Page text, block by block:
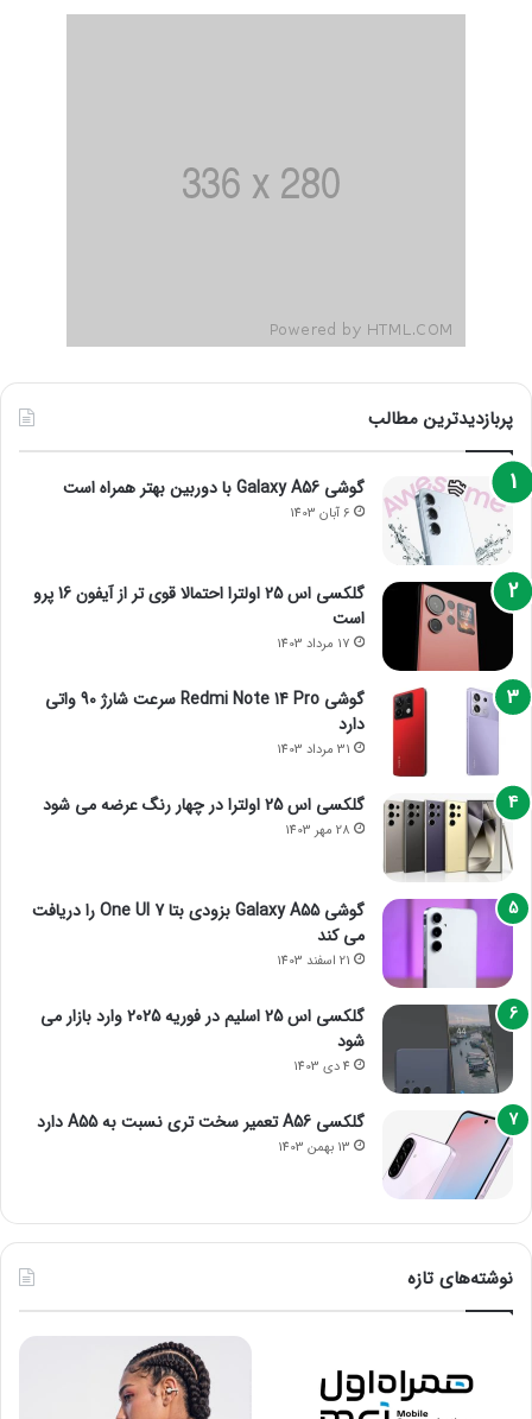
پربازدیدترین مطالب
گوشی Galaxy A56 با دوربین بهتر همراه است
6 آبان 1403
گلکسی اس 25 اولترا احتمالا قوی تر از آیفون 16 پرو
است
17 مرداد 1403
گوشی Redmi Note 14 Pro سرعت شارژ 90 واتی
دارد
31 مرداد 1403
گلکسی اس 25 اولترا در چهار رنگ عرضه می شود
28 مهر 1403
گوشی Galaxy A55 بزودی بتا One UI 7 را دریافت
می کند
21 اسفند 1403
گلکسی اس 25 اسلیم در فوریه 2025 وارد بازار می
شود
4 دی 1403
گلکسی A56 تعمیر سخت تری نسبت به A55 دارد
13 بهمن 1403
نوشته‌های تازه